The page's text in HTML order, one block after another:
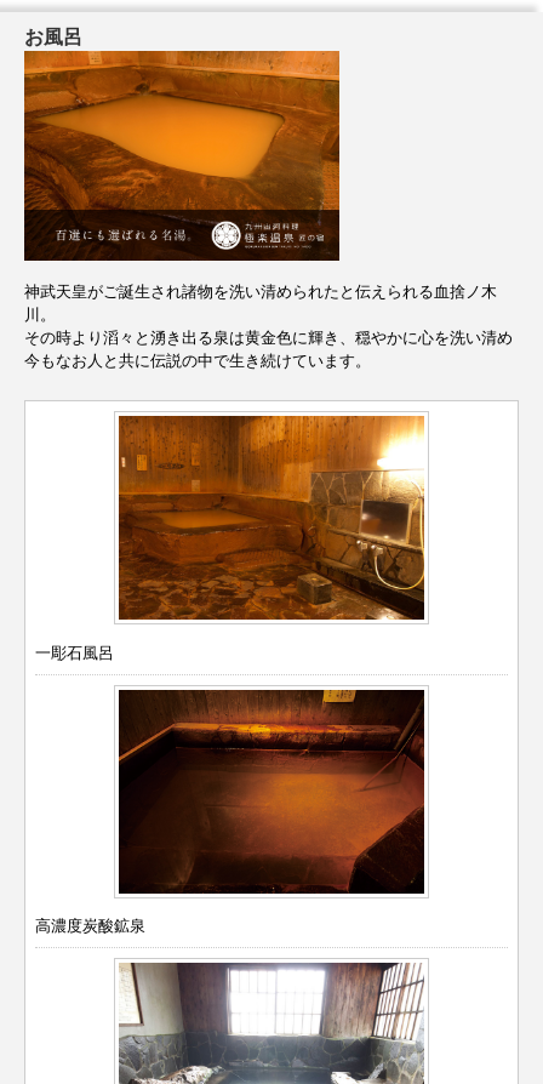
お風呂
神武天皇がご誕生され諸物を洗い清められたと伝えられる血捨ノ木
川。
その時より滔々と湧き出る泉は黄金色に輝き、穏やかに心を洗い清め
今もなお人と共に伝説の中で生き続けています。
一彫石風呂
高濃度炭酸鉱泉